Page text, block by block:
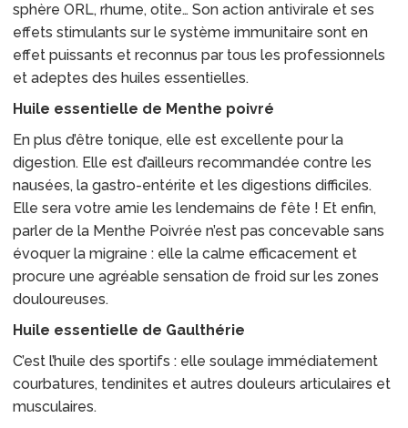
sphère ORL, rhume, otite… Son action antivirale et ses
effets stimulants sur le système immunitaire sont en
effet puissants et reconnus par tous les professionnels
et adeptes des huiles essentielles.
Huile essentielle de Menthe poivré
En plus d’être tonique, elle est excellente pour la
digestion. Elle est d’ailleurs recommandée contre les
nausées, la gastro-entérite et les digestions difficiles.
Elle sera votre amie les lendemains de fête ! Et enfin,
parler de la Menthe Poivrée n’est pas concevable sans
évoquer la migraine : elle la calme efficacement et
procure une agréable sensation de froid sur les zones
douloureuses.
Huile essentielle de Gaulthérie
C’est l’huile des sportifs : elle soulage immédiatement
courbatures, tendinites et autres douleurs articulaires et
musculaires.